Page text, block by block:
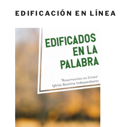
EDIFICACIÓN EN LÍNEA